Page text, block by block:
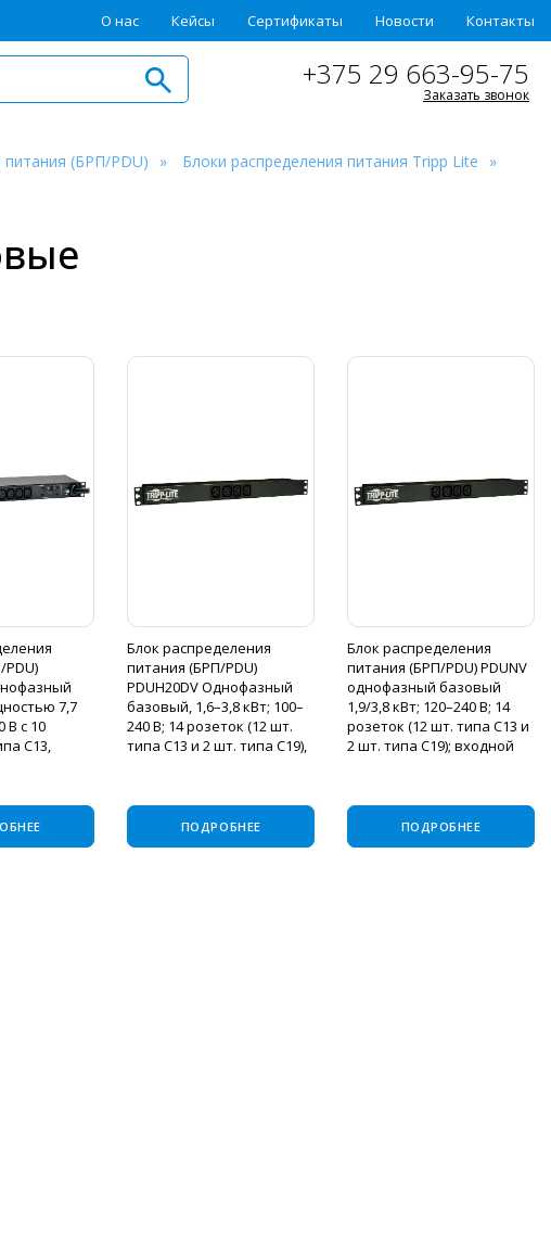
О нас Кейсы Сертификаты Новости Контакты
+375 29 663-95-75
Заказать звонок
питания (БРП/PDU)
Блоки распределения питания Tripp Lite
7,7
В с 10
C13,
3,6 м, мон
Блок распределения
питания (БРП/PDU)
PDUH20DV Однофазный
базовый, 1,6–3,8 кВт; 100–
240 В; 14 розеток (12 шт.
типа C13 и 2 шт. типа C19),
шнуром
ПОДРОБНЕЕ
Блок распределения
питания (БРП/PDU) PDUNV
однофазный базовый
1,9/3,8 кВт; 120–240 В; 14
розеток (12 шт. типа C13 и
2 шт. типа C19); входной
длиной 3,0
ПОДРОБНЕЕ